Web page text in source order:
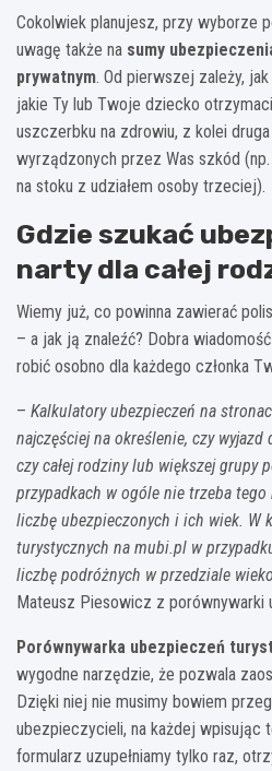
Cokolwiek planujesz, przy wyborze
uwagę także na sumy
prywatnym. Od pierwszej zależy,
jakie Ty lub Twoje dziecko
uszczerbku na zdrowiu, z kolei
wyrządzonych przez Was szkód
na stoku z udziałem osoby trzeciej).
Gdzie szukać
narty dla całej
Wiemy już, co powinna zawierać
– a jak ją znaleźć? Dobra
robić osobno dla każdego członka
– Kalkulatory ubezpieczeń na
najczęściej na określenie, czy
czy całej rodziny lub większej grupy
przypadkach w ogóle nie trzeba
liczbę ubezpieczonych i ich wiek. W
turystycznych na mubi.pl w
liczbę podróżnych w przedziale
Mateusz Piesowicz z porównywarki
Porównywarka ubezpieczeń
wygodne narzędzie, że pozwala
Dzięki niej nie musimy bowiem
ubezpieczycieli, na każdej wpisując
formularz uzupełniamy tylko raz,